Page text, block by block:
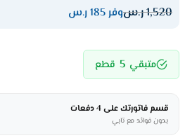
1,520ر.سوفر 185 ر.س
متبقي 5 قطع
قسم فاتورتك على 4 دفعات
بدون فوائد مع تابي